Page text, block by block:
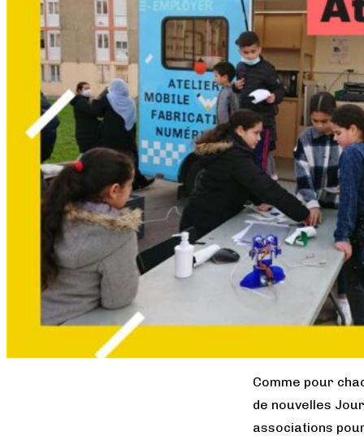
Comme pour
de nouvelles
associations